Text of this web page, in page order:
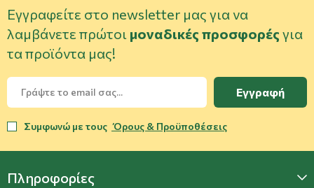
Εγγραφείτε στο newsletter μας για να
λαμβάνετε πρώτοι μοναδικές προσφορές για
τα προϊόντα μας!
Εγγραφή
Συμφωνώ με τους Όρους & Προϋποθέσεις
Πληροφορίες